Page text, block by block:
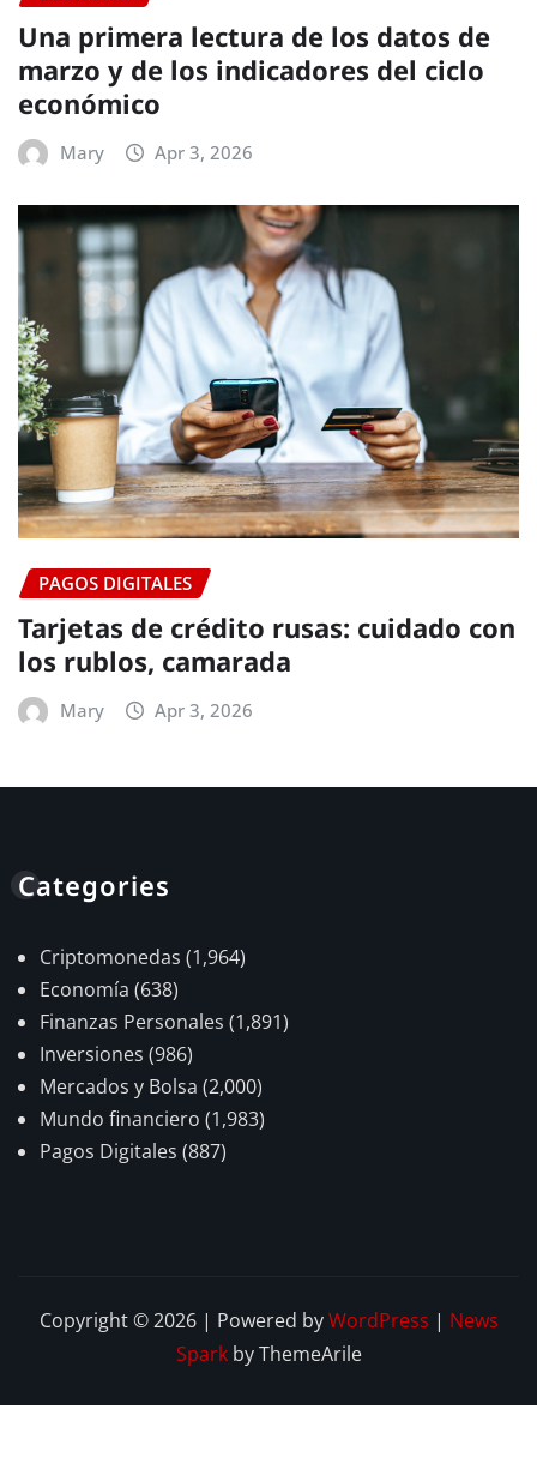
Una primera lectura de los datos de
marzo y de los indicadores del ciclo
económico
Mary Apr 3, 2026
PAGOS DIGITALES
Tarjetas de crédito rusas: cuidado con
los rublos, camarada
Mary Apr 3, 2026
Categories
Criptomonedas (1,964)
Economía (638)
Finanzas Personales (1,891)
Inversiones (986)
Mercados y Bolsa (2,000)
Mundo financiero (1,983)
Pagos Digitales (887)
Copyright © 2026 | Powered byWordPress | News
Sparkby ThemeArile